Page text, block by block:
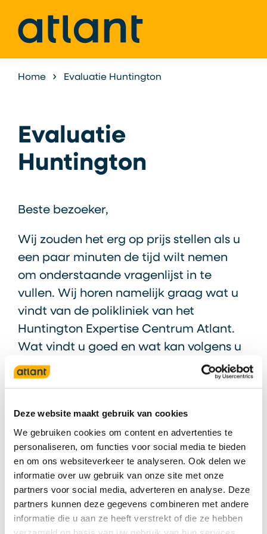
Deze website maakt gebruik van cookies
We gebruiken cookies om content en advertenties te
personaliseren, om functies voor social media te bieden
en om ons websiteverkeer te analyseren. Ook delen we
informatie over uw gebruik van onze site met onze
partners voor social media, adverteren en analyse. Deze
partners kunnen deze gegevens combineren met andere
informatie die u aan ze heeft verstrekt of die ze hebben
Home Evaluatie Huntington
Evaluatie
Huntington
Beste bezoeker,
Wij zouden het erg op prijs stellen als u
een paar minuten de tijd wilt nemen
om onderstaande vragenlijst in te
vullen. Wij horen namelijk graag wat u
vindt van de polikliniek van het
Huntington Expertise Centrum Atlant.
Wat vindt u goed en wat kan volgens u
beter?
anoniem verwerkt.
Vul hier de vragenlijst in